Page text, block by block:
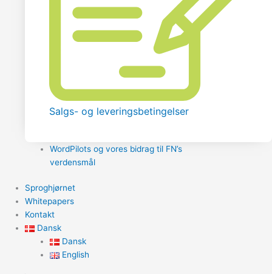
Salgs- og leveringsbetingelser
WordPilots og vores bidrag til FN’s
verdensmål
Sproghjørnet
Whitepapers
Kontakt
Dansk
Dansk
English